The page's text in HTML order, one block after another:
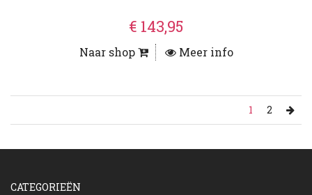
€ 143,95
Naar shop Meer info
1 2
CATEGORIEËN